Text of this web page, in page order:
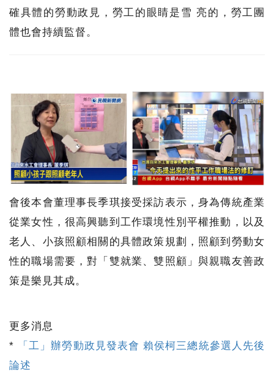
確具體的勞動政見，勞工的眼睛是雪 亮的，勞工團
體也會持續監督。
會後本會董理事長季琪接受採訪表示，身為傳統產業
從業女性，很高興聽到工作環境性別平權推動，以及
老人、小孩照顧相關的具體政策規劃，照顧到勞動女
性的職場需要，對「雙就業、雙照顧」與親職友善政
策是樂見其成。
更多消息
*
「工」辦勞動政見發表會 賴侯柯三總統參選人先後
論述